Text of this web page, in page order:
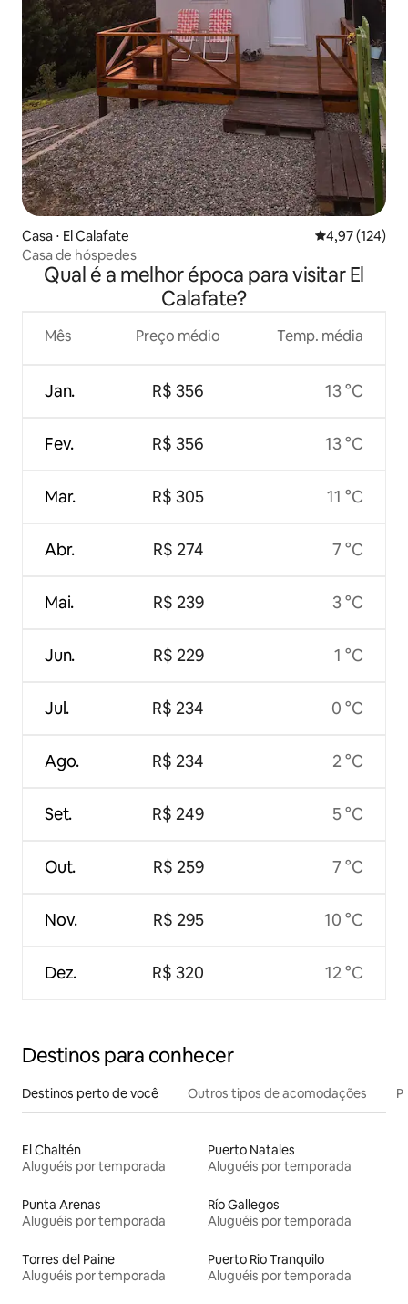
Casa ⋅ El Calafate 4,97 de uma
4,97 (124)
Casa de hóspedes
Qual é a melhor época para visitar El
Calafate?
Mês
Jan.
Fev.
Mar.
Abr.
Mai.
Jun.
Jul.
Ago.
Set.
Out.
Nov.
Dez.
Preço médio
R$ 356
R$ 356
R$ 305
R$ 274
R$ 239
R$ 229
R$ 234
R$ 234
R$ 249
R$ 259
R$ 295
R$ 320
Temp. média
13 °C
13 °C
11 °C
7 °C
3 °C
1 °C
0 °C
2 °C
5 °C
7 °C
10 °C
12 °C
Destinos para conhecer
Destinos perto de você Outros tipos de acomodações
El Chaltén
Aluguéis por temporada
Puerto Natales
Aluguéis por temporada
Punta Arenas
Aluguéis por temporada
Río Gallegos
Aluguéis por temporada
Torres del Paine
Aluguéis por temporada
Puerto Rio Tranquilo
Aluguéis por temporada